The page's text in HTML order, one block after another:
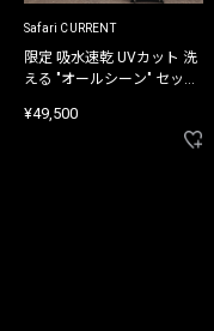
Safari CURRENT
限定 吸水速乾 UVカット 洗
える "オールシーン" セット
¥49,500